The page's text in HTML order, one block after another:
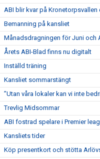
ABI blir kvar på
Bemanning på kansliet
Månadsdragningen för Juni och
Årets ABI-Blad finns nu digitalt
Inställd träning
Kansliet sommarstängt
”Utan våra lokaler kan vi inte
Trevlig Midsommar
ABI fostrad spelare i Premier
Kansliets tider
Köp presentkort och stötta